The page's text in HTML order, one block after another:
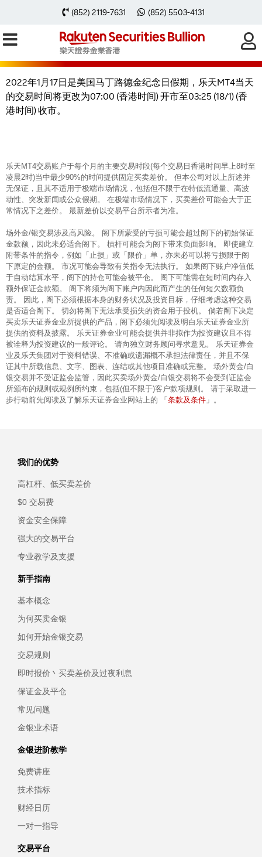
(852) 2119-7631 (852) 5503-4131
2022年1月17日乐天MT4交易时间因
美国马丁路德金纪念日假期有所转变
2022年1月17日是美国马丁路德金纪念日假期，乐天MT4当天
的交易时间将更改为07:00 (香港时间) 开市至03:25 (18/1) (香
港时间) 收市。
乐天MT4交易账户于每个月的主要交易时段(每个交易日香港时间早上8时至
凌晨2时)当中最少90%的时间提供固定买卖差价。 但本公司对以上所述并
无保证，且其不适用于极端市场情况，包括但不限于在特低流通量、高波
动性、突发新闻或公众假期。 在极端市场情况下，买卖差价可能会大于正
常情况下之差价。 最新差价以交易平台所示者为准。
场外金/银交易涉及高风险。 阁下所蒙受的亏损可能会超过阁下的初始保证
金款额，因此未必适合阁下。 槓杆可能会为阁下带来负面影响。 即使建立
附带条件的指令，例如「止损」或「限价」单，亦未必可以将亏损限于阁
下原定的金额。 市况可能会导致有关指令无法执行。 如果阁下账户净值低
于自动结算水平，阁下的持仓可能会被平仓。 阁下可能需在短时间内存入
额外保证金款额。 阁下将须为阁下账户内因此而产生的任何短欠数额负
责。 因此，阁下必须根据本身的财务状况及投资目标，仔细考虑这种交易
是否适合阁下。 切勿将阁下无法承受损失的资金用于投机。 倘若阁下决定
买卖乐天证券金业所提供的产品，阁下必须先阅读及明白乐天证券金业所
提供的资料及披露。 乐天证券金业可能会提供并非拟作为投资建议且不得
被诠释为投资建议的一般评论。 请向独立财务顾问寻求意见。 乐天证券金
业及乐天集团对于资料错误、不准确或遗漏概不承担法律责任，并且不保
证其中所载信息、文字、图表、连结或其他项目准确或完整。 场外黄金/白
银交易并不受证监会监管，因此买卖场外黄金/白银交易将不会受到证监会
所颁布的规则或规例所约束，包括(但不限于)客户款项规则。 请于采取进一
步行动前先阅读及了解乐天证券金业网站上的 「 条款及条件 」。
我们的优势
高杠杆、低买卖差价
$0 交易费
资金安全保障
强大的交易平台
专业教学及支援
新手指南
基本概念
为何买卖金银
如何开始金银交易
交易规则
即时报价丶买卖差价及过夜利息
保证金及平仓
常见问题
金银业术语
金银进阶教学
免费讲座
技术指标
财经日历
一对一指导
交易平台